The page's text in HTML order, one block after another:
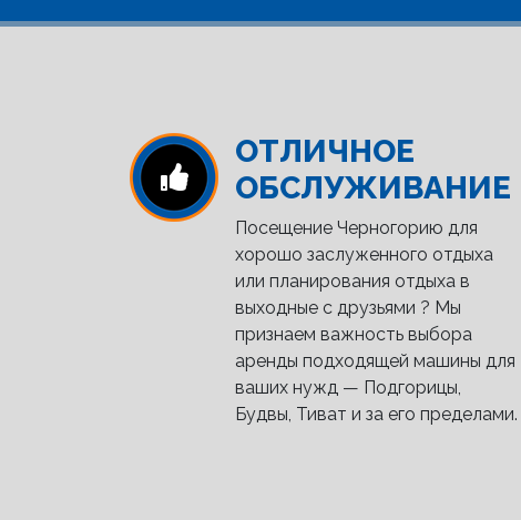
ОТЛИЧНОЕ
ОБСЛУЖИВАНИЕ
Посещение Черногорию для
хорошо заслуженного отдыха
или планирования отдыха в
выходные с друзьями ? Мы
признаем важность выбора
аренды подходящей машины для
ваших нужд — Подгорицы,
Будвы, Тиват и за его пределами.